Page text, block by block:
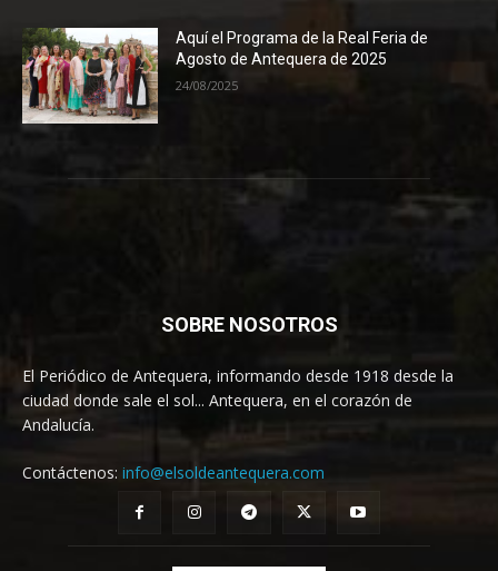
Aquí el Programa de la Real Feria de
Agosto de Antequera de 2025
24/08/2025
SOBRE NOSOTROS
El Periódico de Antequera, informando desde 1918 desde la
ciudad donde sale el sol... Antequera, en el corazón de
Andalucía.
Contáctenos: info@elsoldeantequera.com